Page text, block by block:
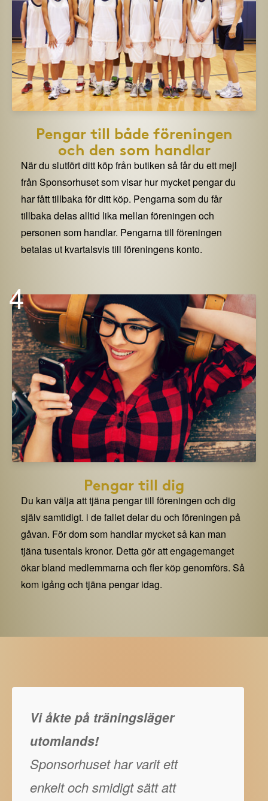
Pengar till både föreningen
och den som handlar
När du slutfört ditt köp från butiken så får du ett mejl
från Sponsorhuset som visar hur mycket pengar du
har fått tillbaka för ditt köp. Pengarna som du får
tillbaka delas alltid lika mellan föreningen och
personen som handlar. Pengarna till föreningen
betalas ut kvartalsvis till föreningens konto.
4
Pengar till dig
Du kan välja att tjäna pengar till föreningen och dig
själv samtidigt. i de fallet delar du och föreningen på
gåvan. För dom som handlar mycket så kan man
tjäna tusentals kronor. Detta gör att engagemanget
ökar bland medlemmarna och fler köp genomförs. Så
kom igång och tjäna pengar idag.
Vi åkte på träningsläger
utomlands!
Sponsorhuset har varit ett
enkelt och smidigt sätt att